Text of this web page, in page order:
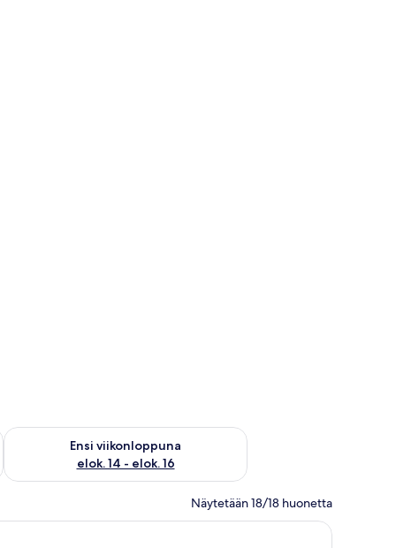
7 - elok. 9
Ensi viikonloppuna
elok. 14 - elok. 16
Tarkista ensi viikonlopun saatavuus elok. 14 - elok. 16
Näytetään 18/18 huonetta
televisio ja taideteoksia seinällä.